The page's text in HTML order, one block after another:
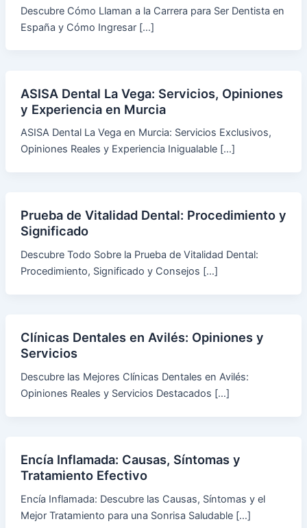
Descubre Cómo Llaman a la Carrera para Ser Dentista en
España y Cómo Ingresar […]
ASISA Dental La Vega: Servicios, Opiniones
y Experiencia en Murcia
ASISA Dental La Vega en Murcia: Servicios Exclusivos,
Opiniones Reales y Experiencia Inigualable […]
Prueba de Vitalidad Dental: Procedimiento y
Significado
Descubre Todo Sobre la Prueba de Vitalidad Dental:
Procedimiento, Significado y Consejos […]
Clínicas Dentales en Avilés: Opiniones y
Servicios
Descubre las Mejores Clínicas Dentales en Avilés:
Opiniones Reales y Servicios Destacados […]
Encía Inflamada: Causas, Síntomas y
Tratamiento Efectivo
Encía Inflamada: Descubre las Causas, Síntomas y el
Mejor Tratamiento para una Sonrisa Saludable […]